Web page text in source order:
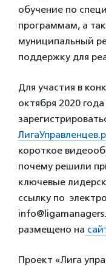
обучение по
программам, а
муниципальный
поддержку для
Для участия в
октября 2020
короткое
почему решили
ключевые
ссылку по
размещено на
Проект «Лига